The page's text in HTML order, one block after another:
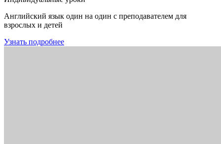
Английский язык один на один с преподавателем для
взрослых и детей
Узнать подробнее